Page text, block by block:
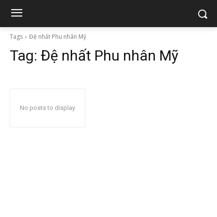
Tags Đệ nhất Phu nhân Mỹ
Tag: Đệ nhất Phu nhân Mỹ
No posts to display